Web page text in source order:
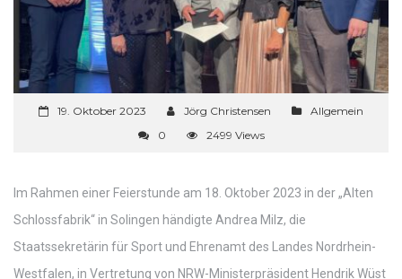
19. Oktober 2023 Jörg Christensen
Allgemein
0
2499 Views
Im Rahmen einer Feierstunde am 18. Oktober 2023 in der „Alten
Schlossfabrik“ in Solingen händigte Andrea Milz, die
Staatssekretärin für Sport und Ehrenamt des Landes Nordrhein-
Westfalen, in Vertretung von NRW-Ministerpräsident Hendrik Wüst